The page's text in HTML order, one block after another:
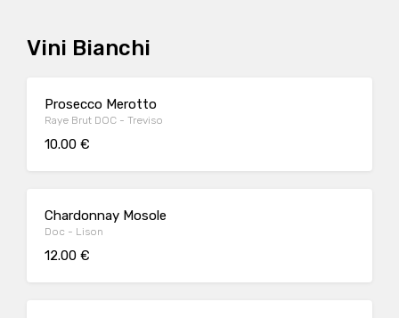
Vini Bianchi
Prosecco Merotto
Raye Brut DOC - Treviso
10.00 €
Chardonnay Mosole
Doc - Lison
12.00 €